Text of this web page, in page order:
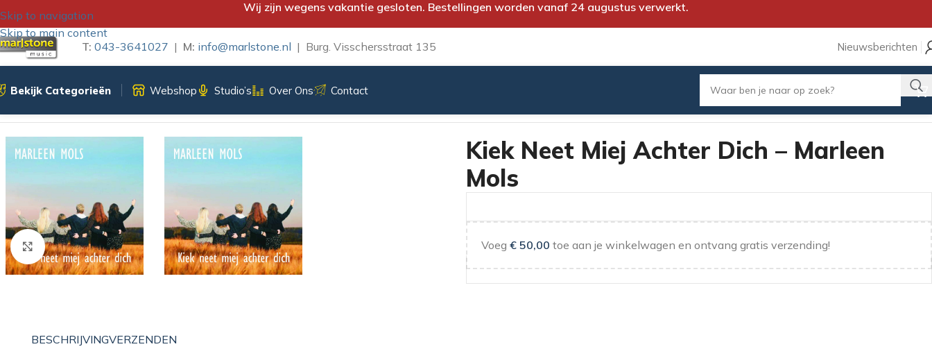
Skip to navigation
Skip to main content
Wij zijn wegens vakantie gesloten. Bestellingen worden vanaf 24 augustus verwerkt.
T: 043-3641027 | M: info@marlstone.nl | Burg. Visschersstraat 135 Nieuwsberichten
Bekijk Categorieën Webshop Studio’s Over Ons Contact
Klik om te vergroten
Kiek Neet Miej Achter Dich – Marleen
Mols
Voeg € 50,00 toe aan je winkelwagen en ontvang gratis verzending!
BESCHRIJVINGVERZENDEN